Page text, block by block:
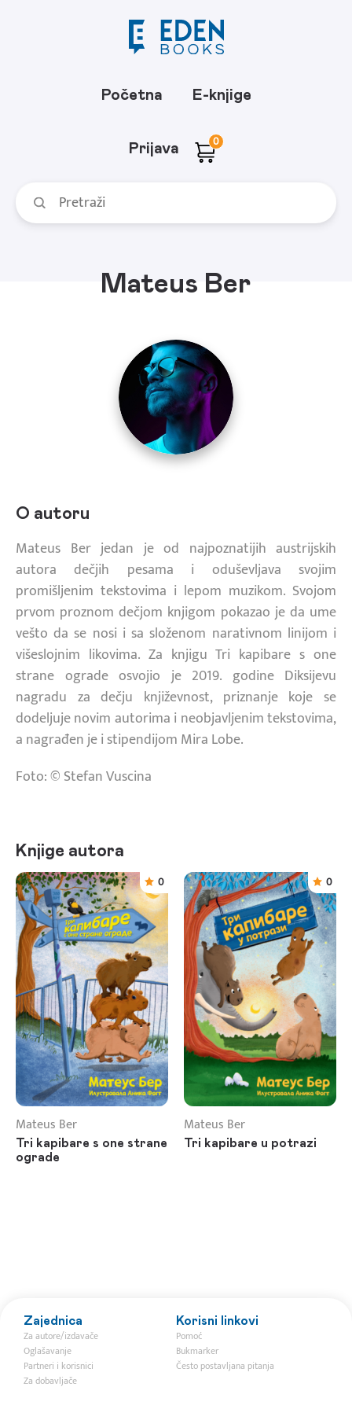
Početna E-knjige
Prijava 0
Mateus Ber
O autoru
Mateus Ber jedan je od najpoznatijih austrijskih
autora dečjih pesama i oduševljava svojim
promišljenim tekstovima i lepom muzikom. Svojom
prvom proznom dečjom knjigom pokazao je da ume
vešto da se nosi i sa složenom narativnom linijom i
višeslojnim likovima. Za knjigu Tri kapibare s one
strane ograde osvojio je 2019. godine Diksijevu
nagradu za dečju književnost, priznanje koje se
dodeljuje novim autorima i neobjavljenim tekstovima,
a nagrađen je i stipendijom Mira Lobe.
Foto: © Stefan Vuscina
Knjige autora
0
Mateus Ber
Tri kapibare s one strane
ograde
0
Mateus Ber
Tri kapibare u potrazi
Zajednica
Za autore/izdavače
Oglašavanje
Partneri i korisnici
Za dobavljače
Korisni linkovi
Pomoć
Bukmarker
Često postavljana pitanja